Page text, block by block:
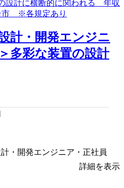
計・開発エンジニ
多彩な装置の設計
・開発エンジニア・正社員
詳細を表示